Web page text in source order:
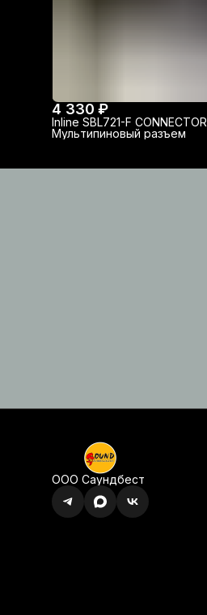
4 330 ₽
Inline SBL721-F CONNECTOR
Мультипиновый разъем
ООО Саундбест